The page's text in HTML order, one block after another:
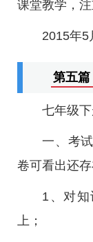
课堂教学，
2015年5
第五
七年级
一、考
卷可看出还存
1、对
上；